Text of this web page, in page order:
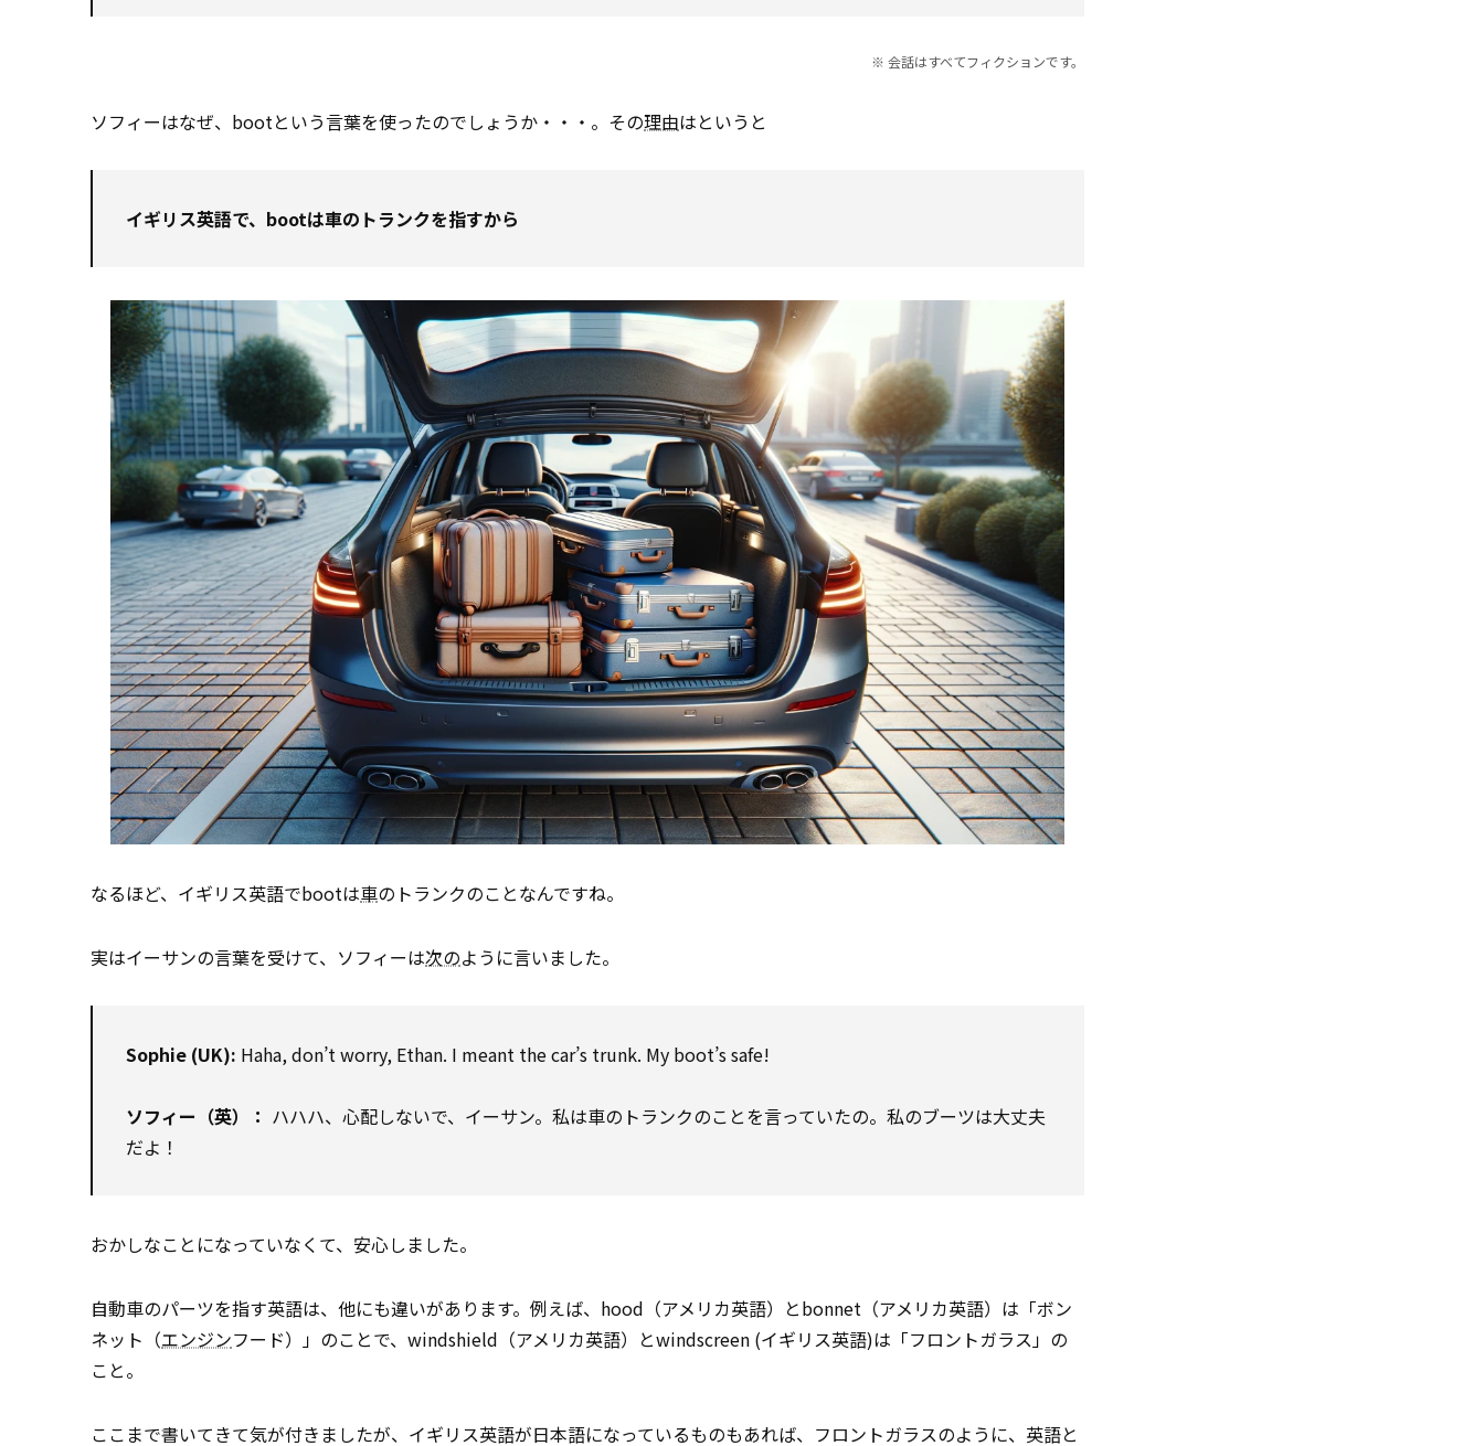
※ 会話はすべてフィクションです。
ソフィーはなぜ、bootという言葉を使ったのでしょうか・・・。その理由はというと
イギリス英語で、bootは車のトランクを指すから
なるほど、イギリス英語でbootは車のトランクのことなんですね。
実はイーサンの言葉を受けて、ソフィーは次のように言いました。
Sophie (UK): Haha, don’t worry, Ethan. I meant the car’s trunk. My boot’s safe!
ソフィー（英）： ハハハ、心配しないで、イーサン。私は車のトランクのことを言っていたの。私のブーツは大丈夫
だよ！
おかしなことになっていなくて、安心しました。
自動車のパーツを指す英語は、他にも違いがあります。例えば、hood（アメリカ英語）とbonnet（アメリカ英語）は「ボン
ネット（エンジンフード）」のことで、windshield（アメリカ英語）とwindscreen (イギリス英語)は「フロントガラス」の
こと。
ここまで書いてきて気が付きましたが、イギリス英語が日本語になっているものもあれば、フロントガラスのように、英語と